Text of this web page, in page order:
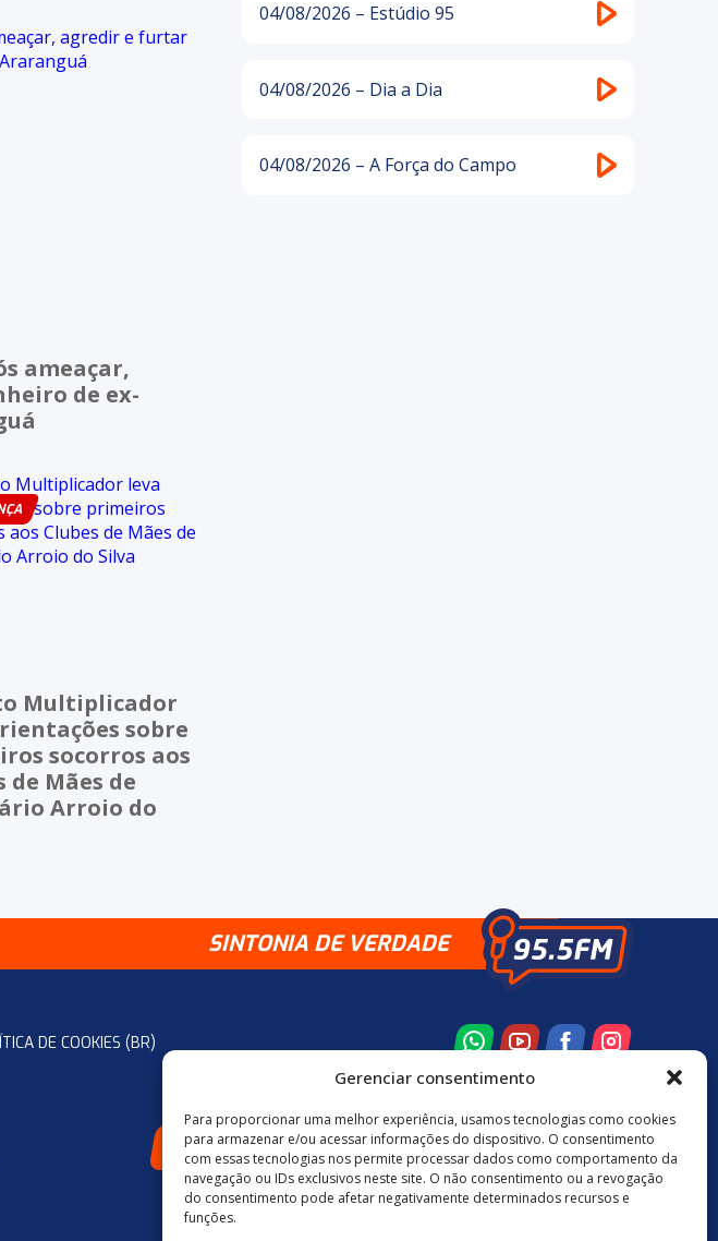
Gerenciar consentimento
Para proporcionar uma melhor experiência, usamos tecnologias como cookies
para armazenar e/ou acessar informações do dispositivo. O consentimento
com essas tecnologias nos permite processar dados como comportamento da
navegação ou IDs exclusivos neste site. O não consentimento ou a revogação
do consentimento pode afetar negativamente determinados recursos e
funções.
ameaçar,
de ex-
Multiplicador
sobre
socorros aos
de Mães de
Arroio do
04/08/2026 – Estúdio 95
04/08/2026 – Dia a Dia
04/08/2026 – A Força do Campo
SINTONIA DE VERDADE
DE COOKIES (BR)
48 3524-0137 48 9880-84667